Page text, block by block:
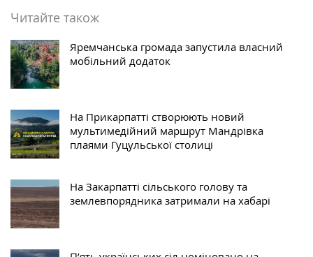
Читайте також
Яремчанська громада запустила власний
мобільний додаток
На Прикарпатті створюють новий
мультимедійний маршрут Мандрівка
плаями Гуцульської столиці
На Закарпатті сільського голову та
землевпорядника затримали на хабарі